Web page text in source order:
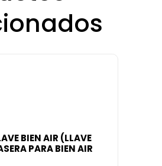
BIEN AIR (LLAVE
PARA BIEN AIR